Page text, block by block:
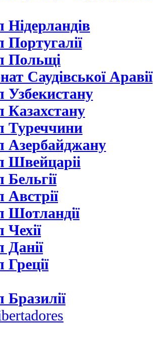
Нідерландiв
Португалії
Польщі
Саудівської Аравії
Узбекистану
Казахстану
Туреччини
Азербайджану
Швейцаріі
Шотландії
Данії